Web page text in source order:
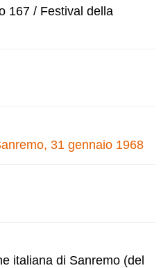
167 / Festival della
31 gennaio 1968
italiana di Sanremo (del